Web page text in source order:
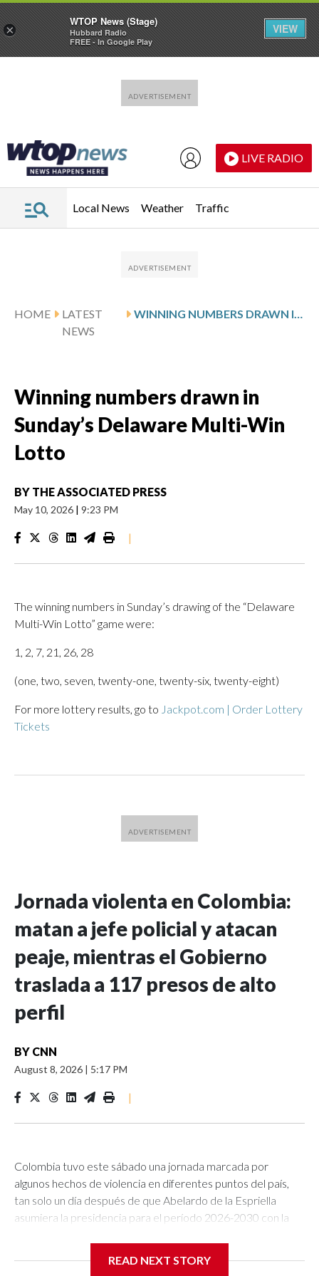
LIVE RADIO
Local News Weather Traffic
HOME
LATEST
NEWS
WINNING NUMBERS DRAWN IN SUNDAY’S DELAWARE MULTI-WIN LOTTO
Winning numbers drawn in
Sunday’s Delaware Multi-Win
Lotto
BY THE ASSOCIATED PRESS
May 10, 2026 | 9:23 PM
|
The winning numbers in Sunday’s drawing of the “Delaware
Multi-Win Lotto” game were:
1, 2, 7, 21, 26, 28
(one, two, seven, twenty-one, twenty-six, twenty-eight)
For more lottery results, go to Jackpot.com | Order Lottery
Tickets
Jornada violenta en Colombia:
matan a jefe policial y atacan
peaje, mientras el Gobierno
traslada a 117 presos de alto
perfil
BY CNN
August 8, 2026 | 5:17 PM
|
Colombia tuvo este sábado una jornada marcada por
algunos hechos de violencia en diferentes puntos del país,
tan solo un día después de que Abelardo de la Espriella
asumiera la presidencia para el período 2026-2030 con la
ataque con explosivos lanzados con drones hacia una
READ NEXT STORY
×
WTOP News (Stage)
Hubbard Radio
FREE - In Google Play
VIEW